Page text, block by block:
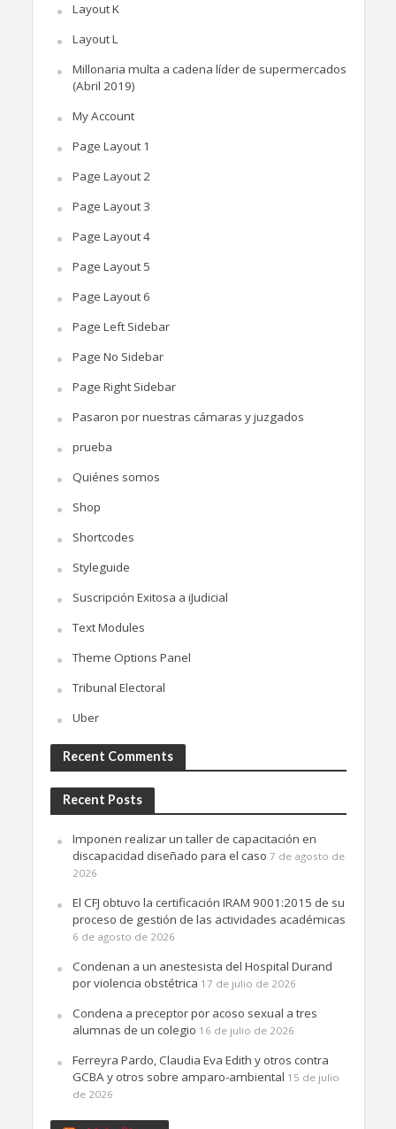
Layout K
Layout L
Millonaria multa a cadena líder de supermercados
(Abril 2019)
My Account
Page Layout 1
Page Layout 2
Page Layout 3
Page Layout 4
Page Layout 5
Page Layout 6
Page Left Sidebar
Page No Sidebar
Page Right Sidebar
Pasaron por nuestras cámaras y juzgados
prueba
Quiénes somos
Shop
Shortcodes
Styleguide
Suscripción Exitosa a iJudicial
Text Modules
Theme Options Panel
Tribunal Electoral
Uber
Recent Comments
Recent Posts
Imponen realizar un taller de capacitación en
discapacidad diseñado para el caso 7 de agosto de
2026
El CFJ obtuvo la certificación IRAM 9001:2015 de su
proceso de gestión de las actividades académicas
6 de agosto de 2026
Condenan a un anestesista del Hospital Durand
por violencia obstétrica 17 de julio de 2026
Condena a preceptor por acoso sexual a tres
alumnas de un colegio 16 de julio de 2026
Ferreyra Pardo, Claudia Eva Edith y otros contra
GCBA y otros sobre amparo-ambiental 15 de julio
de 2026